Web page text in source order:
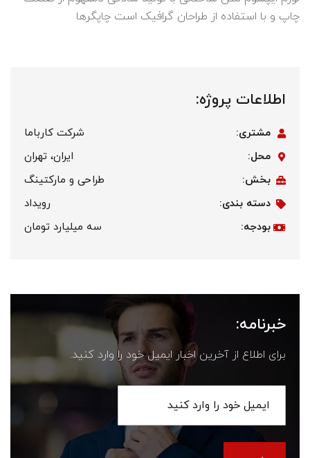
چاپ و با استفاده از طراحان گرافیک است چاپگرها
اطلاعات پروژه:
مشتری:
شرکت کارباما
محل:
ایران، تهران
بخش:
طراحی و مارکتینگ
دسته بندی:
رویداد
بودجه:
سه میلیارد تومان
خبرنامه:
برای اطلاع از آخرین اخبار ایمیل خود را وارد کنید.